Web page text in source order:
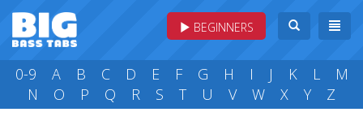
BEGINNERS
0-9 A B C D E F G H I J K L
M
N
O P Q R S T U V W X Y Z